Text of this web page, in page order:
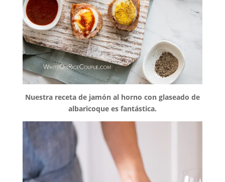
Nuestra receta de jamón al horno con glaseado de
albaricoque es fantástica.